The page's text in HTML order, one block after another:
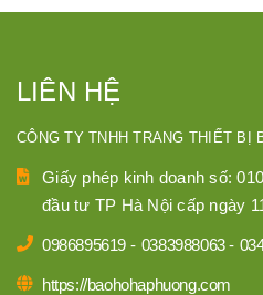
LIÊN HỆ
CÔNG TY TNHH TRANG THIẾT BỊ
Giấy phép kinh doanh số:
đầu tư TP Hà Nội cấp ngày
0986895619 - 0383988063-
https://baohohaphuong.com